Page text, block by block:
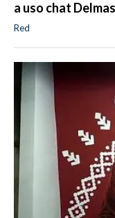
a uso chat
Red